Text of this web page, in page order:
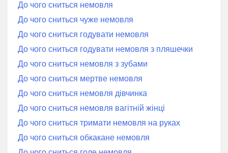
До чого сниться немовля
До чого сниться чуже немовля
До чого сниться годувати немовля
До чого сниться годувати немовля з пляшечки
До чого сниться немовля з зубами
До чого сниться мертве немовля
До чого сниться немовля дівчинка
До чого сниться немовля вагітній жінці
До чого сниться тримати немовля на руках
До чого сниться обкакане немовля